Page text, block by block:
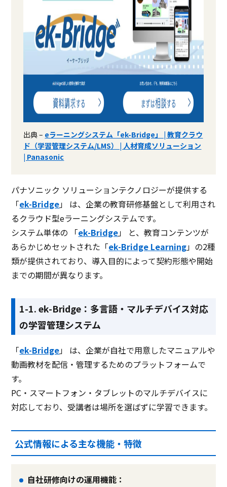
サービス資料
無料ダウンロード
ソフト種別
推奨環境
サポート
ニングシステ…
クラウド型ソフト
PCブラウザスマートフォ
電話 / メール / チャット
資料ダウンロード
クラウド型ソフト
PCブラウザスマートフォ
電話 / メール / チャット
/
出典 – eラーニングシステム「ek-Bridge」 | 教育クラウ
ド（学習管理システム/LMS） | 人材育成ソリューション
| Panasonic
パナソニック ソリューションテクノロジーが提供する
「ek-Bridge」 は、企業の教育研修基盤として利用され
るクラウド型eラーニングシステムです。
システム単体の 「ek-Bridge」 と、教育コンテンツが
あらかじめセットされた「ek-Bridge Learning」の2種
類が提供されており、導入目的によって契約形態や開始
までの期間が異なります。
1-1. ek-Bridge：多言語・マルチデバイス対応
の学習管理システム
「ek-Bridge」 は、企業が自社で用意したマニュアルや
動画教材を配信・管理するためのプラットフォームで
す。
PC・スマートフォン・タブレットのマルチデバイスに
対応しており、受講者は場所を選ばずに学習できます。
公式情報による主な機能・特徴
自社研修向けの運用機能：